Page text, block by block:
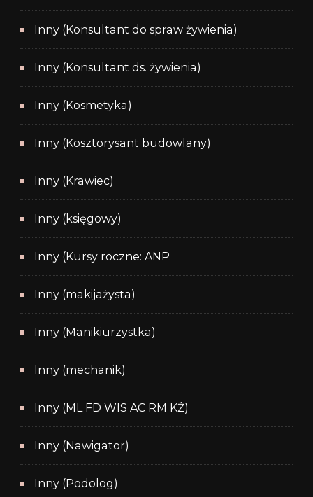
Inny (Konsultant do spraw żywienia)
Inny (Konsultant ds. żywienia)
Inny (Kosmetyka)
Inny (Kosztorysant budowlany)
Inny (Krawiec)
Inny (księgowy)
Inny (Kursy roczne: ANP
Inny (makijażysta)
Inny (Manikiurzystka)
Inny (mechanik)
Inny (ML FD WIS AC RM KŻ)
Inny (Nawigator)
Inny (Podolog)